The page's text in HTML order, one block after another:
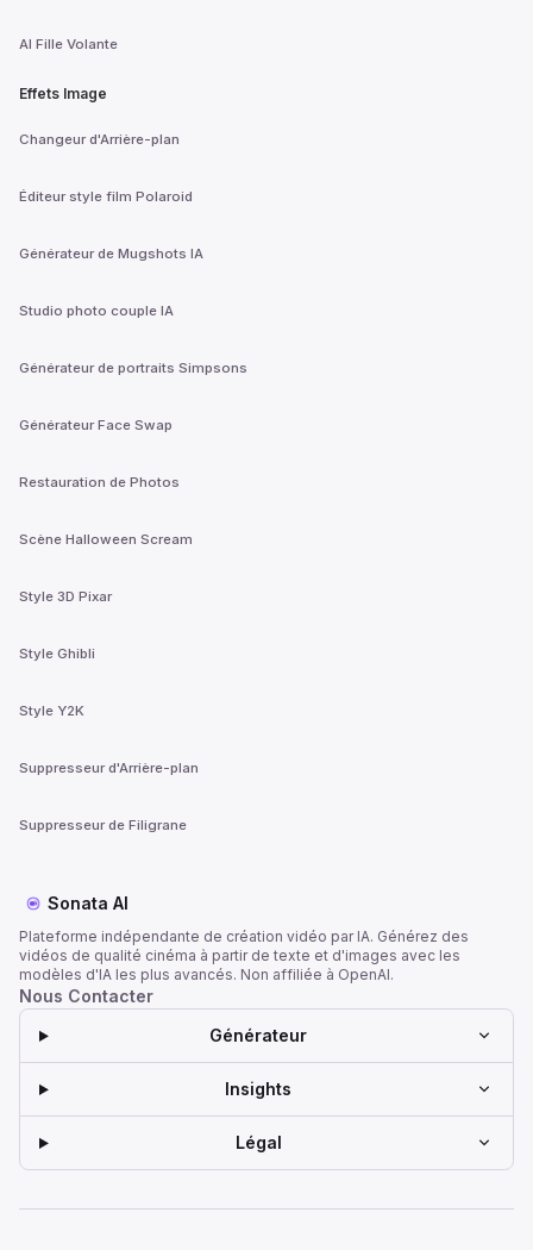
AI Fille Volante
Effets Image
Changeur d'Arrière-plan
Éditeur style film Polaroid
Générateur de Mugshots IA
Studio photo couple IA
Générateur de portraits Simpsons
Générateur Face Swap
Restauration de Photos
Scène Halloween Scream
Style 3D Pixar
Style Ghibli
Style Y2K
Suppresseur d'Arrière-plan
Suppresseur de Filigrane
Sonata AI
Plateforme indépendante de création vidéo par IA. Générez des
vidéos de qualité cinéma à partir de texte et d'images avec les
modèles d'IA les plus avancés. Non affiliée à OpenAI.
Nous Contacter
Générateur
Insights
Légal